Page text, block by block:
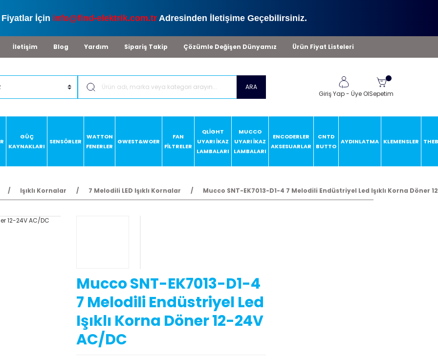
Fiyatlar İçin info@find-elektrik.com.trAdresinden İletişime Geçebilirsiniz.
İletişim Blog Yardım Sipariş Takip Çözümle Değişen Dünyamız Ürün Fiyat Listeleri
ARA
Giriş Yap- Üye OlSepetim
GÜÇ
KAYNAKLARI
SENSÖRLER
WATTON
FENERLER
GWEST&WOER
FAN
FİLTRELER
QLİGHT
UYARI İKAZ
LAMBALARI
MUCCO
UYARI İKAZ
LAMBALARI
ENCODERLER
AKSESUARLAR
CNTD
BUTTO
AYDINLATMA KLEMENSLER
Işıklı Kornalar 7 Melodili LED Işıklı Kornalar Mucco SNT-EK7013-D1-4 7 Melodili Endüstriyel Led Işıklı Korna Döner
Mucco SNT-EK7013-D1-4
7 Melodili Endüstriyel Led
Işıklı Korna Döner 12-24V
AC/DC